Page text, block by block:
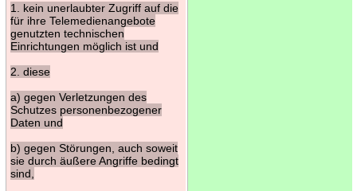
1. kein unerlaubter Zugriff auf die
für ihre Telemedienangebote
genutzten technischen
Einrichtungen möglich ist und
2. diese
a) gegen Verletzungen des
Schutzes personenbezogener
Daten und
b) gegen Störungen, auch soweit
sie durch äußere Angriffe bedingt
sind,